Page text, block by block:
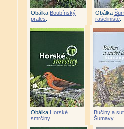
Obálka Boubínský
prales
Obálka
rašeliniště
Obálka Horské
smrčiny.
Bučiny a
Šumavy.